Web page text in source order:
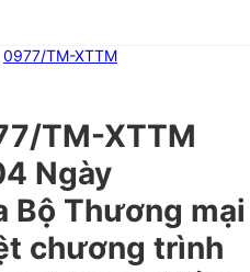
0977/TM-XTTM
TM-XTTM
Ngày
Thương mại
chương trình